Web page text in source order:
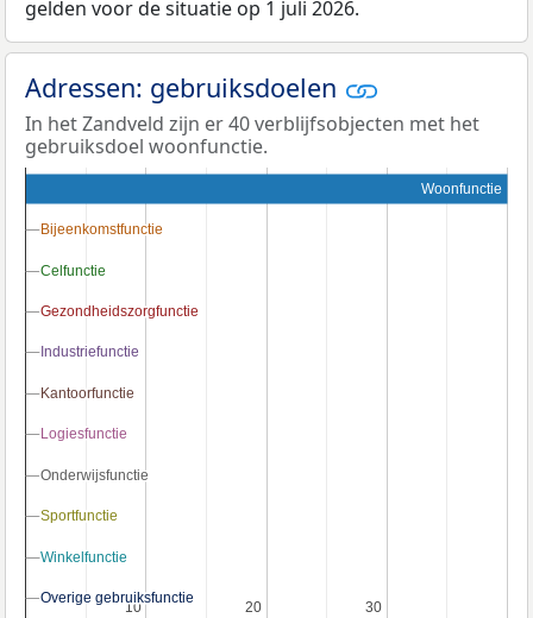
gelden voor de situatie op 1 juli 2026.
Adressen: gebruiksdoelen
In het Zandveld zijn er 40 verblijfsobjecten met het
gebruiksdoel woonfunctie.
10
10 20
20 30
30
Woonfunctie
Bijeenkomstfunctie
Bijeenkomstfunctie
Celfunctie
Celfunctie
Gezondheidszorgfunctie
Gezondheidszorgfunctie
Industriefunctie
Industriefunctie
Kantoorfunctie
Kantoorfunctie
Logiesfunctie
Logiesfunctie
Onderwijsfunctie
Onderwijsfunctie
Sportfunctie
Sportfunctie
Winkelfunctie
Winkelfunctie
Overige gebruiksfunctie
Overige gebruiksfunctie